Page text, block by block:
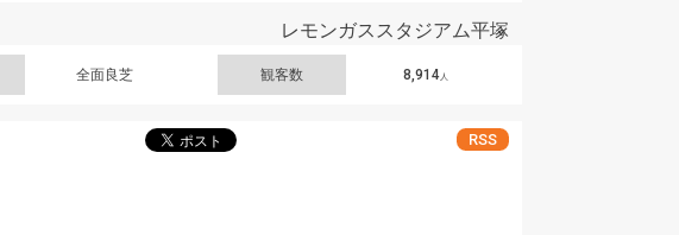
レモンガススタジアム平塚
全面良芝 観客数 8,914人
RSS